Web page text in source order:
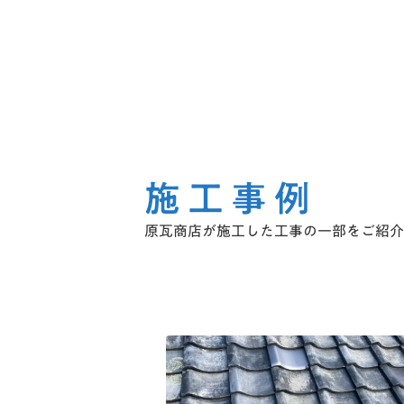
施工事例
原瓦商店が施工した工事の一部をご紹